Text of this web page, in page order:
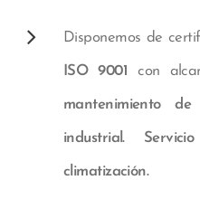
Disponemos de
ISO 9001 con
mantenimiento
industrial.
climatización.